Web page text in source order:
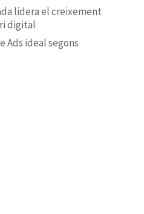
lidera el creixement
digital
Ads ideal segons